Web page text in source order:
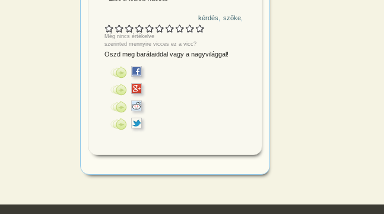
szőke
kérdés
Még nincs értékelve
szerinted mennyire vicces ez a vicc?
Oszd meg barátaiddal vagy a nagyvilággal!